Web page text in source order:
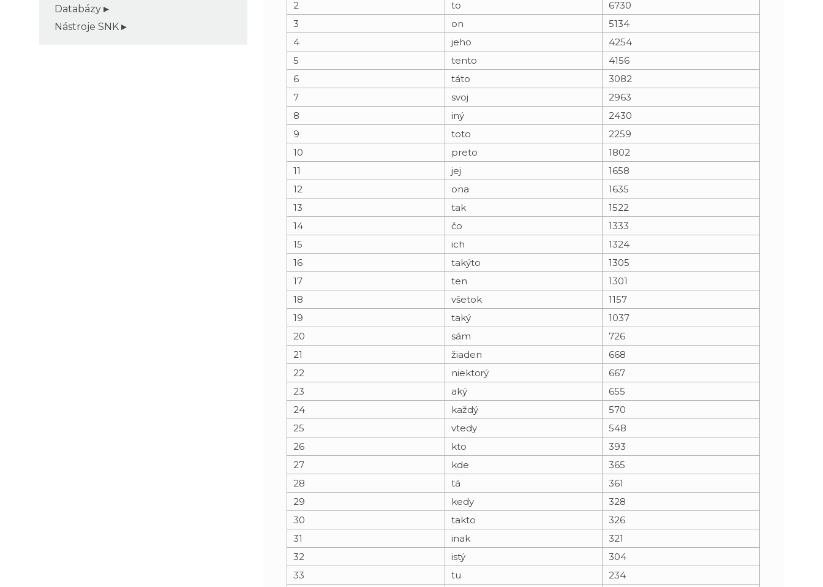
e
t
Databázy
Nástroje SNK
2
to
6730
3
on
5134
4
jeho
4254
5
tento
4156
6
táto
3082
7
svoj
2963
8
iný
2430
9
toto
2259
10
preto
1802
11
jej
1658
12
ona
1635
13
tak
1522
14
čo
1333
15
ich
1324
16
takýto
1305
17
ten
1301
18
všetok
1157
19
taký
1037
20
sám
726
21
žiaden
668
22
niektorý
667
23
aký
655
24
každý
570
25
vtedy
548
26
kto
393
27
kde
365
28
tá
361
29
kedy
328
30
takto
326
31
inak
321
32
istý
304
33
tu
234